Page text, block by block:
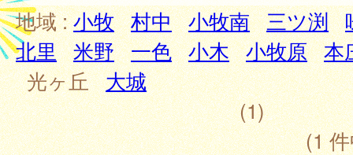
地域 :小牧 村中 小牧南 三ツ渕
北里 米野 一色 小木 小牧原 本
光ヶ丘 大城
(1)
(1